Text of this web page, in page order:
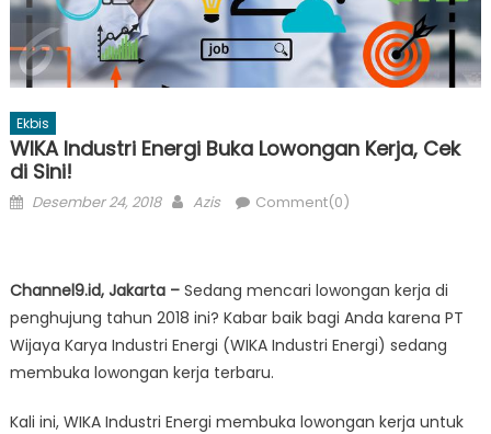
Ekbis
WIKA Industri Energi Buka Lowongan Kerja, Cek
di Sini!
Posted
Desember 24, 2018 Author
Azis Comment(0)
Channel9.id, Jakarta –Sedang mencari lowongan kerja di
penghujung tahun 2018 ini? Kabar baik bagi Anda karena PT
Wijaya Karya Industri Energi (WIKA Industri Energi) sedang
membuka lowongan kerja terbaru.
Kali ini, WIKA Industri Energi membuka lowongan kerja untuk